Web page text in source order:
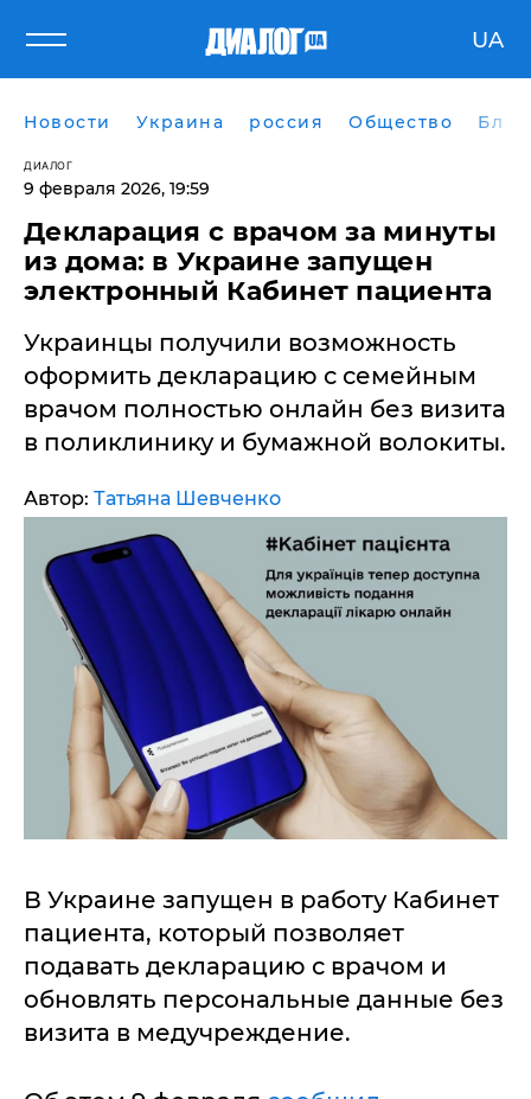
UA
Новости Украина россия Общество
ДИАЛОГ
9 февраля 2026, 19:59
​Декларация с врачом за минуты
из дома: в Украине запущен
электронный Кабинет пациента
Украинцы получили возможность
оформить декларацию с семейным
врачом полностью онлайн без визита
в поликлинику и бумажной волокиты.
Автор: Татьяна Шевченко
В Украине запущен в работу Кабинет
пациента, который позволяет
подавать декларацию с врачом и
обновлять персональные данные без
визита в медучреждение.